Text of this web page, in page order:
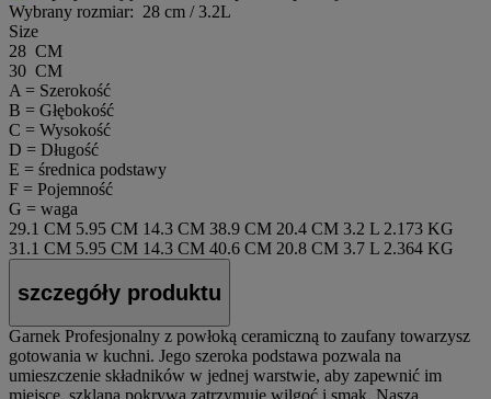
Wybrany rozmiar: 28 cm / 3.2L
Size
28 CM
30 CM
A = Szerokość
B = Głębokość
C = Wysokość
D = Długość
E = średnica podstawy
F = Pojemność
G = waga
29.1 CM 5.95 CM 14.3 CM 38.9 CM 20.4 CM 3.2 L 2.173 KG
31.1 CM 5.95 CM 14.3 CM 40.6 CM 20.8 CM 3.7 L 2.364 KG
szczegóły produktu
Garnek Profesjonalny z powłoką ceramiczną to zaufany towarzysz
gotowania w kuchni. Jego szeroka podstawa pozwala na
umieszczenie składników w jednej warstwie, aby zapewnić im